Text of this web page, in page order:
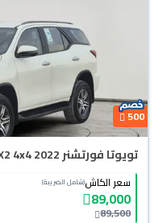
500
تويوتا فورتشنر GX2 4x4 2022 دبل
سعر الكاش(شامل الضريبة)
89,000
89,500